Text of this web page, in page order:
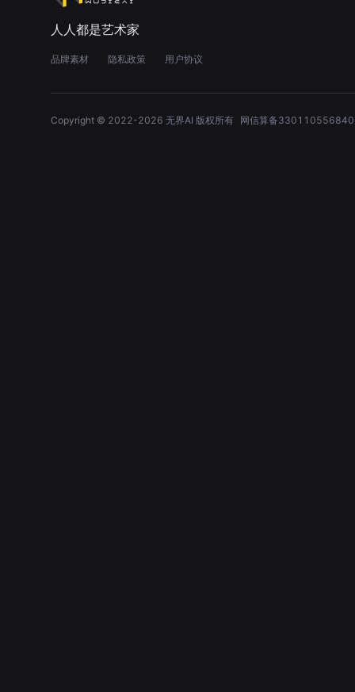
人人都是艺术家
品牌素材 隐私政策 用户协议
Copyright © 2022-2026 无界AI 版权所有 网信算备